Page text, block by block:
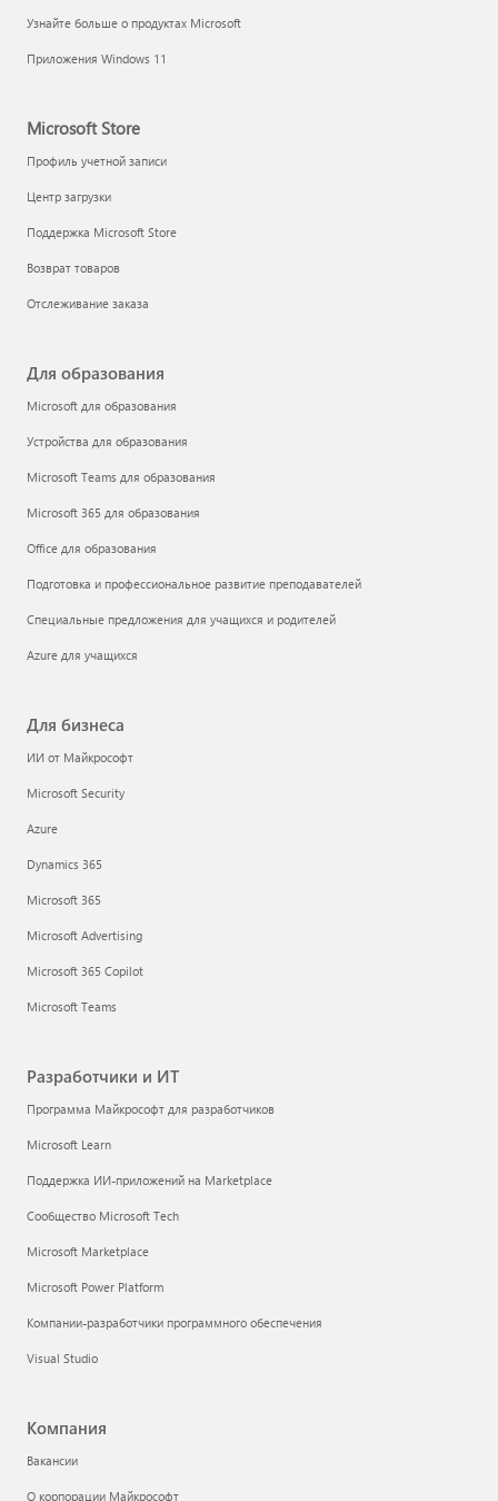
Узнайте больше о продуктах Microsoft
Приложения Windows 11
Microsoft Store
Профиль учетной записи
Центр загрузки
Поддержка Microsoft Store
Возврат товаров
Отслеживание заказа
Для образования
Microsoft для образования
Устройства для образования
Microsoft Teams для образования
Microsoft 365 для образования
Office для образования
Подготовка и профессиональное развитие преподавателей
Специальные предложения для учащихся и родителей
Azure для учащихся
Для бизнеса
ИИ от Майкрософт
Microsoft Security
Azure
Dynamics 365
Microsoft 365
Microsoft Advertising
Microsoft 365 Copilot
Microsoft Teams
Разработчики и ИТ
Программа Майкрософт для разработчиков
Microsoft Learn
Поддержка ИИ-приложений на Marketplace
Сообщество Microsoft Tech
Microsoft Marketplace
Microsoft Power Platform
Компании-разработчики программного обеспечения
Visual Studio
Компания
Вакансии
О корпорации Майкрософт